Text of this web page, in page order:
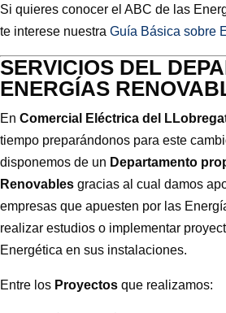
Si quieres conocer el ABC de las
te interese nuestra Guía Básica sobre
SERVICIOS DEL
ENERGÍAS
En Comercial Eléctrica del
tiempo preparándonos para este
disponemos de un Departamento
Renovables gracias al cual damos
empresas que apuesten por las
realizar estudios o implementar
Energética en sus instalaciones.
Entre los Proyectos que realizamos: